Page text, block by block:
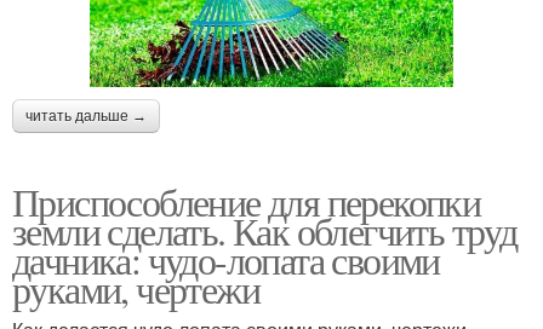
читать дальше →
Приспособление для перекопки
земли сделать. Как облегчить труд
дачника: чудо-лопата своими
руками, чертежи